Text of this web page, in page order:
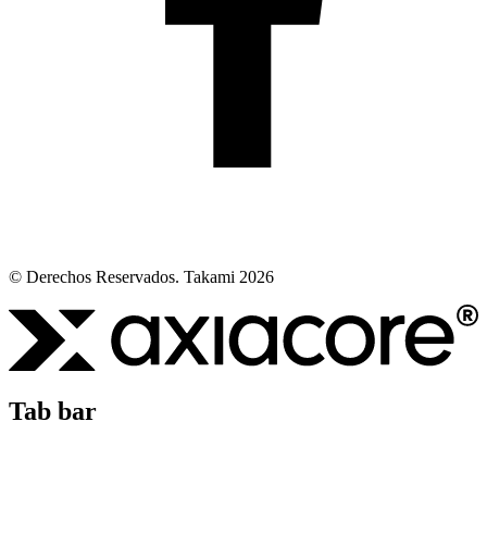
© Derechos Reservados. Takami 2026
Tab bar